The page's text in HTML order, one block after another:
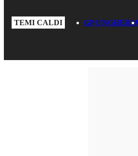
TEMI CALDI GP